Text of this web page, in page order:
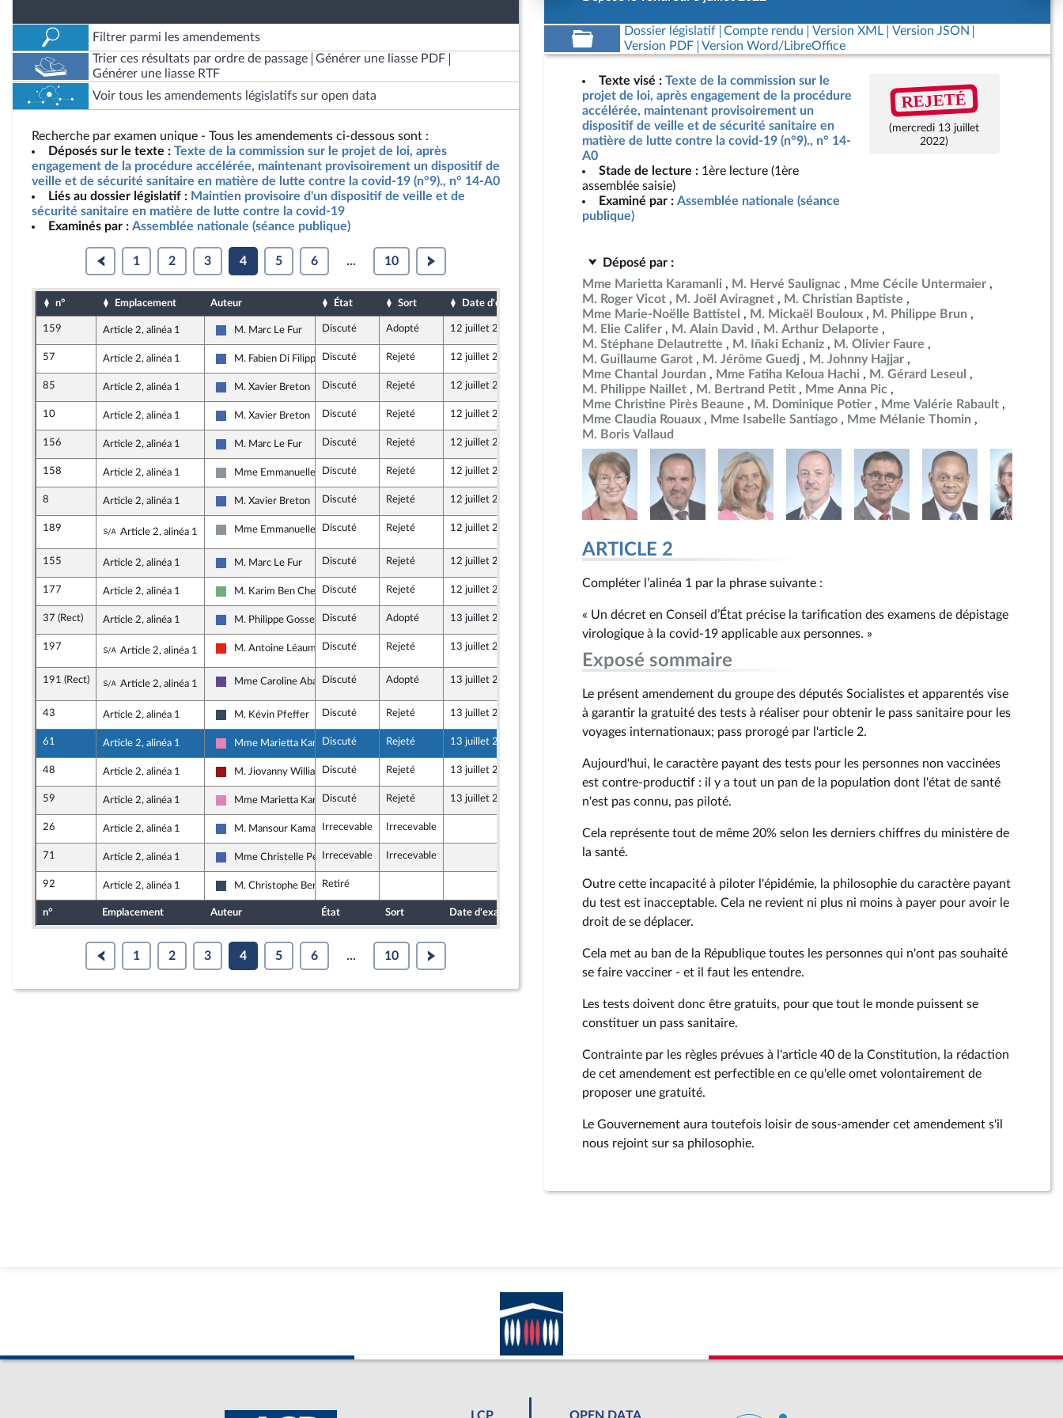
Filtrer parmi les amendements
Trier ces résultats par ordre de passage
Générer une liasse PDF
Générer une liasse RTF
Voir tous les amendements législatifs sur open data
Recherche par examen unique - Tous les amendements ci-dessous sont :
Déposés sur le texte : Texte de la commission sur le projet de loi, après
engagement de la procédure accélérée, maintenant provisoirement un dispositif de
veille et de sécurité sanitaire en matière de lutte contre la covid-19 (n°9)., n° 14-A0
Liés au dossier législatif : Maintien provisoire d'un dispositif de veille et de
sécurité sanitaire en matière de lutte contre la covid-19
Examinés par : Assemblée nationale (séance publique)
1 2 3 4 5 6 ... 10
n° Emplacement Auteur État Sort Date d'examen Date de dépôt
159 Article 2, alinéa 1
Les Républicains
M. Marc Le Fur Discuté Adopté 12 juillet 2022 8 juillet 2022
57 Article 2, alinéa 1
Les Républicains
M. Fabien Di Filippo Discuté Rejeté 12 juillet 2022 8 juillet 2022
85 Article 2, alinéa 1
Les Républicains
M. Xavier Breton Discuté Rejeté 12 juillet 2022 8 juillet 2022
10 Article 2, alinéa 1
Les Républicains
M. Xavier Breton Discuté Rejeté 12 juillet 2022 6 juillet 2022
156 Article 2, alinéa 1
Les Républicains
M. Marc Le Fur Discuté Rejeté 12 juillet 2022
158 Article 2, alinéa 1
Non inscrit
Mme Emmanuelle Ménard
Discuté Rejeté 12 juillet 2022 8 juillet 2022
8 Article 2, alinéa 1
Les Républicains
M. Xavier Breton Discuté Rejeté 12 juillet 2022 6 juillet 2022
189 Sous-amendement de l'amendement n°8
Article 2, alinéa 1 Non inscrit
Mme Emmanuelle Ménard
Discuté Rejeté 12 juillet 2022
155 Article 2, alinéa 1
Les Républicains
M. Marc Le Fur Discuté Rejeté 12 juillet 2022 8 juillet 2022
177 Article 2, alinéa 1
Écologiste - NUPES
M. Karim Ben CheikhDiscuté Rejeté 12 juillet 2022 8 juillet 2022
37 (Rect) Article 2, alinéa 1
Les Républicains
M. Philippe GosselinDiscuté Adopté 13 juillet 2022 7 juillet 2022
197 Sous-amendement de l'amendement n°37 (Rect)
Article 2, alinéa 1 La France insoumise - Nouvelle Union Populaire écologique et sociale
M. Antoine LéaumentDiscuté Rejeté 13 juillet 2022
191 (Rect) Sous-amendement de l'amendement n°37 (Rect)
Article 2, alinéa 1 Renaissance
Mme Caroline AbadieDiscuté Adopté 13 juillet 2022
43 Article 2, alinéa 1
Rassemblement National
M. Kévin Pfeffer Discuté Rejeté 13 juillet 2022 7 juillet 2022
61 Article 2, alinéa 1
Socialistes et apparentés (membre de l’intergroupe NUPES)
Mme Marietta Karamanli
Discuté Rejeté 13 juillet 2022 8 juillet 2022
48 Article 2, alinéa 1
Gauche démocrate et républicaine - NUPES
M. Jiovanny WilliamDiscuté Rejeté 13 juillet 2022 8 juillet 2022
59 Article 2, alinéa 1
Socialistes et apparentés (membre de l’intergroupe NUPES)
Mme Marietta Karamanli
Discuté Rejeté 13 juillet 2022 8 juillet 2022
26 Article 2, alinéa 1
Les Républicains
M. Mansour KamardineIrrecevable Irrecevable 7 juillet 2022
71 Article 2, alinéa 1
Les Républicains
Mme Christelle PetexIrrecevable Irrecevable 8 juillet 2022
92 Article 2, alinéa 1
Rassemblement National
M. Christophe BentzRetiré 8 juillet 2022
n° Emplacement Auteur État Sort Date d'examen
1 2 3 4 5 6 ... 10
Dossier législatif Compte rendu Version XML
Version JSON
Version PDF
Version Word/LibreOffice
Texte visé : Texte de la commission sur le
projet de loi, après engagement de la procédure
accélérée, maintenant provisoirement un
dispositif de veille et de sécurité sanitaire en
matière de lutte contre la covid-19 (n°9)., n° 14-
A0
Stade de lecture : 1ère lecture (1ère
assemblée saisie)
Examiné par : Assemblée nationale (séance
publique)
REJETÉ
(mercredi 13 juillet
2022)
Déposé par :
Mme Marietta Karamanli
M. Hervé Saulignac
Mme Cécile Untermaier
M. Roger Vicot
M. Joël Aviragnet
M. Christian Baptiste
Mme Marie-Noëlle Battistel
M. Mickaël Bouloux
M. Philippe Brun
M. Elie Califer
M. Alain David
M. Arthur Delaporte
M. Stéphane Delautrette
M. Iñaki Echaniz
M. Olivier Faure
M. Guillaume Garot
M. Jérôme Guedj
M. Johnny Hajjar
Mme Chantal Jourdan
Mme Fatiha Keloua Hachi
M. Gérard Leseul
M. Philippe Naillet
M. Bertrand Petit
Mme Anna Pic
Mme Christine Pirès Beaune
M. Dominique Potier
Mme Valérie Rabault
Mme Claudia Rouaux
Mme Isabelle Santiago
Mme Mélanie Thomin
M. Boris Vallaud
ARTICLE 2
Compléter l’alinéa 1 par la phrase suivante :
« Un décret en Conseil d’État précise la tarification des examens de dépistage
virologique à la covid-19 applicable aux personnes. »
Exposé sommaire
Le présent amendement du groupe des députés Socialistes et apparentés vise
à garantir la gratuité des tests à réaliser pour obtenir le pass sanitaire pour les
voyages internationaux; pass prorogé par l'article 2.
Aujourd'hui, le caractère payant des tests pour les personnes non vaccinées
est contre-productif : il y a tout un pan de la population dont l'état de santé
n'est pas connu, pas piloté.
Cela représente tout de même 20% selon les derniers chiffres du ministère de
la santé.
Outre cette incapacité à piloter l'épidémie, la philosophie du caractère payant
du test est inacceptable. Cela ne revient ni plus ni moins à payer pour avoir le
droit de se déplacer.
Cela met au ban de la République toutes les personnes qui n'ont pas souhaité
se faire vacciner - et il faut les entendre.
Les tests doivent donc être gratuits, pour que tout le monde puissent se
constituer un pass sanitaire.
Contrainte par les règles prévues à l'article 40 de la Constitution, la rédaction
de cet amendement est perfectible en ce qu'elle omet volontairement de
proposer une gratuité.
Le Gouvernement aura toutefois loisir de sous-amender cet amendement s'il
nous rejoint sur sa philosophie.